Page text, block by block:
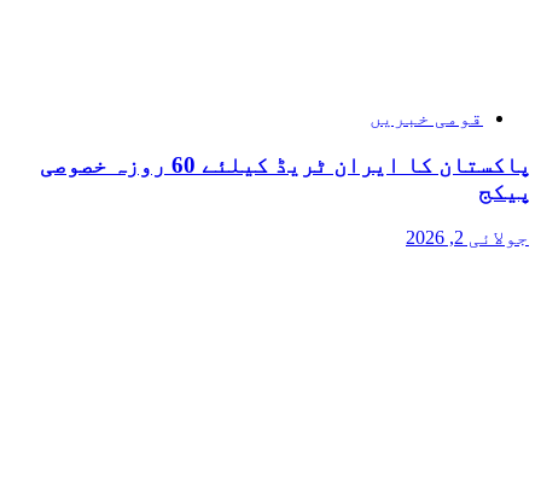
قومی خبریں
پاکستان کا ایران ٹریڈ کیلئے 60 روزہ خصوصی
پیکج
جولائی 2, 2026